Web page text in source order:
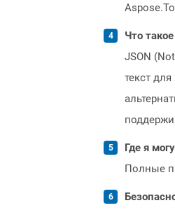
Что
JSON
текст
Где я
Полные